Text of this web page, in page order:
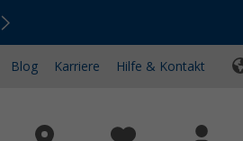
Top-Deals
Blog Karriere Hilfe & Kontakt